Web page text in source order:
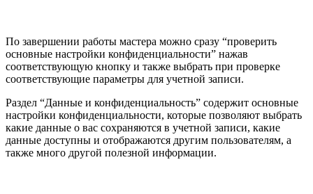
По завершении работы мастера можно сразу “проверить
основные настройки конфиденциальности” нажав
соответствующую кнопку и также выбрать при проверке
соответствующие параметры для учетной записи.
Раздел “Данные и конфиденциальность” содержит основные
настройки конфиденциальности, которые позволяют выбрать
какие данные о вас сохраняются в учетной записи, какие
данные доступны и отображаются другим пользователям, а
также много другой полезной информации.